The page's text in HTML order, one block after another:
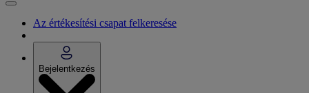
Az értékesítési csapat felkeresése
Bejelentkezés